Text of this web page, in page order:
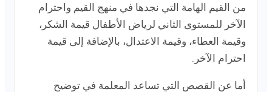
من القيم الهامة التي نجدها في منهج القيم واحترام
الآخر للمستوى الثاني لرياض الأطفال قيمة الشكر،
وقيمة العطاء، وقيمة الاعتدال، بالإضافة إلى قيمة
احترام الآخر.
أما عن القصص التي تساعد المعلمة في توضيح